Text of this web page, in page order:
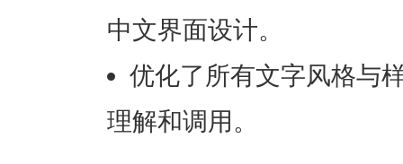
中文界面设计。
优化了所有文字风格与
理解和调用。